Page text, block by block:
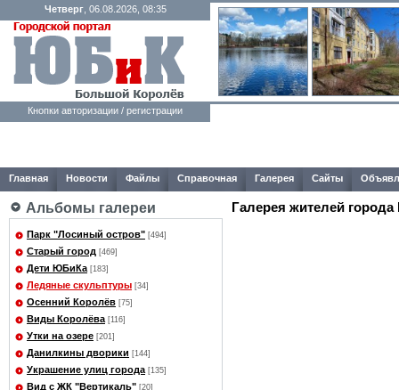
Четверг, 06.08.2026, 08:35
Кнопки авторизации / регистрации
Главная Новости Файлы Справочная Галерея Сайты
Альбомы галереи
Парк "Лосиный остров" [494]
Старый город [469]
Дети ЮБиКа [183]
Ледяные скульптуры [34]
Осенний Королёв [75]
Виды Королёва [116]
Утки на озере [201]
Данилкины дворики [144]
Украшение улиц города [135]
Вид с ЖК "Вертикаль" [20]
Галерея жителей города